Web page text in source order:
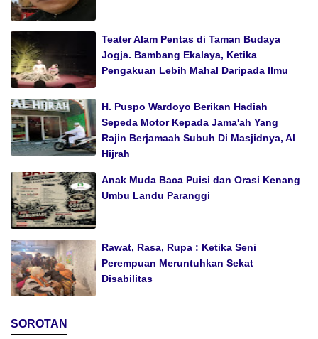
Teater Alam Pentas di Taman Budaya
Jogja. Bambang Ekalaya, Ketika
Pengakuan Lebih Mahal Daripada Ilmu
H. Puspo Wardoyo Berikan Hadiah
Sepeda Motor Kepada Jama'ah Yang
Rajin Berjamaah Subuh Di Masjidnya, Al
Hijrah
Anak Muda Baca Puisi dan Orasi Kenang
Umbu Landu Paranggi
Rawat, Rasa, Rupa : Ketika Seni
Perempuan Meruntuhkan Sekat
Disabilitas
SOROTAN